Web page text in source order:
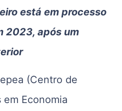
está em processo
2023, após um
(Centro de
em Economia